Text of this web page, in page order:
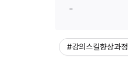
-
#강의스킬향상과정